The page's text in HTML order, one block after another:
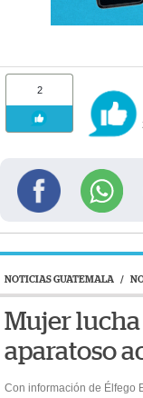
2
NOTICIAS GUATEMALA /
Mujer
aparatoso
Con información de Élfego